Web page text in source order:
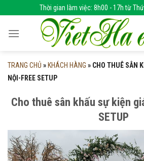
to
content
Thời gian làm việc: 8h00 - 17h từ
TRANG CHỦ » KHÁCH HÀNG » CHO THUÊ SÂN
NỘI-FREE SETUP
Cho thuê sân khấu sự kiện
SETUP